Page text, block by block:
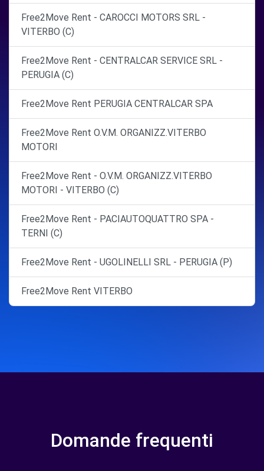
Free2Move Rent - CAROCCI MOTORS SRL -
VITERBO (C)
Free2Move Rent - CENTRALCAR SERVICE SRL -
PERUGIA (C)
Free2Move Rent PERUGIA CENTRALCAR SPA
Free2Move Rent O.V.M. ORGANIZZ.VITERBO
MOTORI
Free2Move Rent - O.V.M. ORGANIZZ.VITERBO
MOTORI - VITERBO (C)
Free2Move Rent - PACIAUTOQUATTRO SPA -
TERNI (C)
Free2Move Rent - UGOLINELLI SRL - PERUGIA (P)
Free2Move Rent VITERBO
Domande frequenti